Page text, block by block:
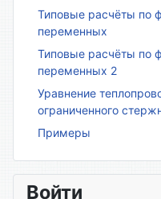
Типовые расчёты по
переменных
Типовые расчёты по
переменных 2
Уравнение
ограниченного
Примеры
Войти